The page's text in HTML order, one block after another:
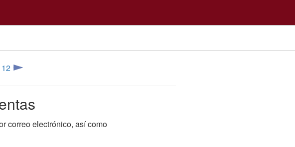
12
correo electrónico, así como